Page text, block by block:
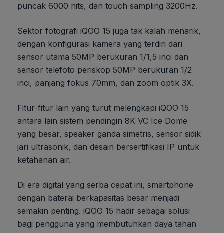
puncak 6000 nits, dan touch sampling 3200Hz.
Sektor fotografi iQOO 15 juga tak kalah menarik,
dengan konfigurasi kamera yang terdiri dari
sensor utama 50MP berukuran 1/1,5 inci dan
sensor telefoto periskop 50MP berukuran 1/2
inci, panjang fokus 70mm, dan zoom optik 3X.
Fitur-fitur lain yang turut melengkapi iQOO 15
antara lain sistem pendingin 8K VC Ice Dome
yang besar, speaker ganda simetris, sensor sidik
jari ultrasonik, dan desain bersertifikasi IP untuk
ketahanan air.
Di era digital yang serba cepat ini, smartphone
dengan baterai berkapasitas besar menjadi
semakin penting. iQOO 15 hadir sebagai solusi
bagi pengguna yang membutuhkan daya tahan